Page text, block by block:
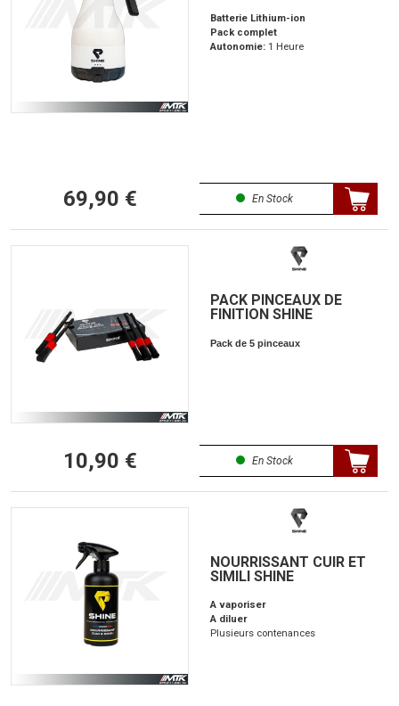
Batterie Lithium-ion
Pack complet
Autonomie: 1 Heure
69,90 € En Stock
PACK PINCEAUX DE
FINITION SHINE
Pack de 5 pinceaux
10,90 € En Stock
NOURRISSANT CUIR ET
SIMILI SHINE
A vaporiser
A diluer
Plusieurs contenances